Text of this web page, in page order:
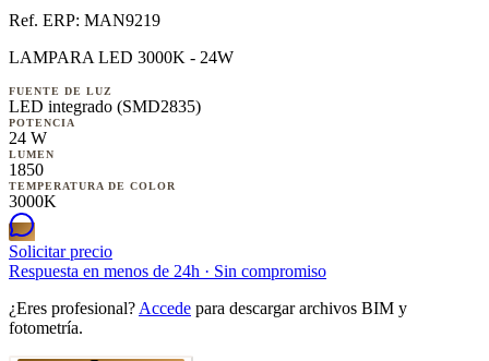
Ref. ERP: MAN9219
LAMPARA LED 3000K - 24W
FUENTE DE LUZ
LED integrado (SMD2835)
POTENCIA
24 W
LUMEN
1850
TEMPERATURA DE COLOR
3000K
Solicitar precio
Respuesta en menos de 24h · Sin compromiso
¿Eres profesional? Accede para descargar archivos BIM y
fotometría.